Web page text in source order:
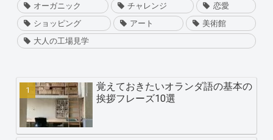
オーガニック
チャレンジ
恋愛
ショッピング
アート
美術館
大人の工場見学
覚えておきたいオランダ語の基本の
挨拶フレーズ10選